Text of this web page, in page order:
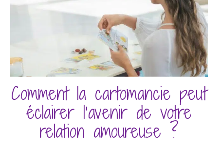
Comment la cartomancie peut
éclairer l’avenir de votre
relation amoureuse ?